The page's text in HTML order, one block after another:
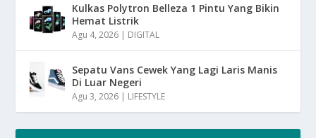
Kulkas Polytron Belleza 1 Pintu Yang Bikin
Hemat Listrik
Agu 4, 2026 | DIGITAL
Sepatu Vans Cewek Yang Lagi Laris Manis
Di Luar Negeri
Agu 3, 2026 | LIFESTYLE